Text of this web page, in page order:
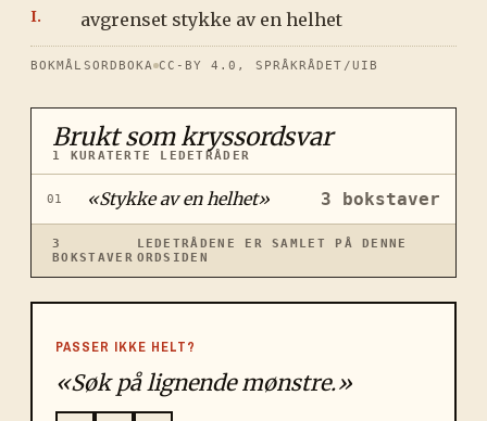
avgrenset stykke av en helhet
BOKMÅLSORDBOKA CC-BY 4.0, SPRÅKRÅDET/UIB
Brukt som kryssordsvar
1 KURATERTE LEDETRÅDER
01 «Stykke av en helhet» 3 bokstaver
3
BOKSTAVER
LEDETRÅDENE ER SAMLET PÅ DENNE
ORDSIDEN
PASSER IKKE HELT?
«Søk på lignende mønstre.»